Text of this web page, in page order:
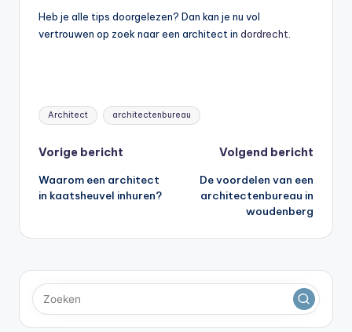
Heb je alle tips doorgelezen? Dan kan je nu vol
vertrouwen op zoek naar een architect in dordrecht
Tags:
Architect architectenbureau
Bericht
navigatie
Vorige bericht
Waarom een architect
in kaatsheuvel inhuren?
Volgend bericht
De voordelen van een
architectenbureau in
woudenberg